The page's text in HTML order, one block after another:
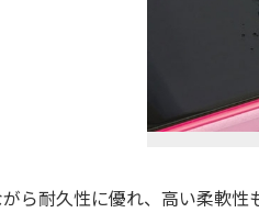
ら耐久性に優れ、高い柔軟性